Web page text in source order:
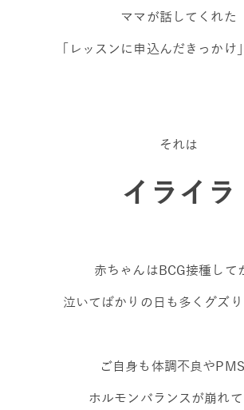
ママが話してくれた
「レッスンに申込んだきっか
それは
イライラ
赤ちゃんはBCG接種して
泣いてばかりの日も多くグズ
ご自身も体調不良や
ホルモンバランスが崩れ